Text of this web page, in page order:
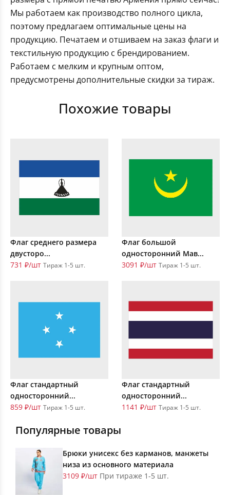
Мы работаем как производство полного цикла,
поэтому предлагаем оптимальные цены на
продукцию. Печатаем и отшиваем на заказ флаги и
текстильную продукцию с брендированием.
Работаем с мелким и крупным оптом,
предусмотрены дополнительные скидки за тираж.
Похожие товары
Флаг среднего размера
двусторо...
731 ₽/шт Тираж 1-5 шт.
Флаг большой
односторонний Мав...
3091 ₽/шт Тираж 1-5 шт.
Флаг стандартный
односторонний...
859 ₽/шт Тираж 1-5 шт.
Флаг стандартный
односторонний...
1141 ₽/шт Тираж 1-5 шт.
Популярные товары
Брюки унисекс без карманов, манжеты
низа из основного материала
3109 ₽/шт При тираже 1-5 шт.